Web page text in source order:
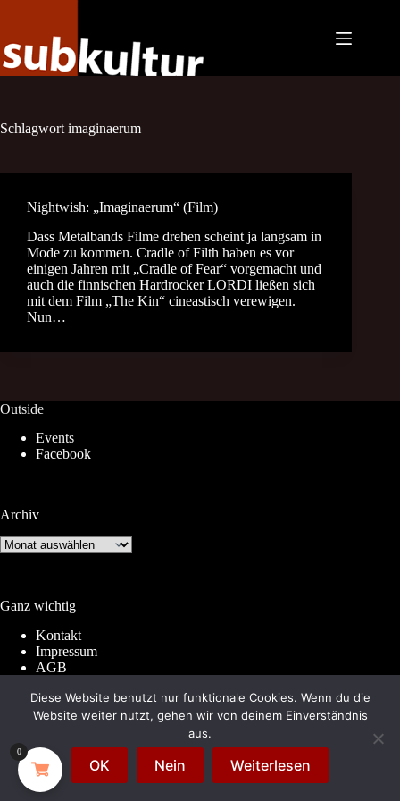
Schlagwort imaginaerum
Nightwish: „Imaginaerum“ (Film)
Dass Metalbands Filme drehen scheint ja langsam in
Mode zu kommen. Cradle of Filth haben es vor
einigen Jahren mit „Cradle of Fear“ vorgemacht und
auch die finnischen Hardrocker LORDI ließen sich
mit dem Film „The Kin“ cineastisch verewigen.
Nun…
Outside
Events
Facebook
Archiv
Archiv
Ganz wichtig
Kontakt
Impressum
AGB
Datenschutz
© 2026 by Subkultur
. Made with WordPress &
WooCommerce.
is a division of Periplaneta
Berlin
0
Diese Website benutzt nur funktionale Cookies. Wenn du die
Website weiter nutzt, gehen wir von deinem Einverständnis
aus.
OK Nein Weiterlesen